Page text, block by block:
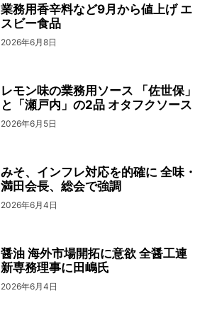
業務用香辛料など9月から値上げ エ
スビー食品
2026年6月8日
レモン味の業務用ソース 「佐世保」
と「瀬戸内」の2品 オタフクソース
2026年6月5日
みそ、インフレ対応を的確に 全味・
満田会長、総会で強調
2026年6月4日
醤油 海外市場開拓に意欲 全醤工連
新専務理事に田嶋氏
2026年6月4日